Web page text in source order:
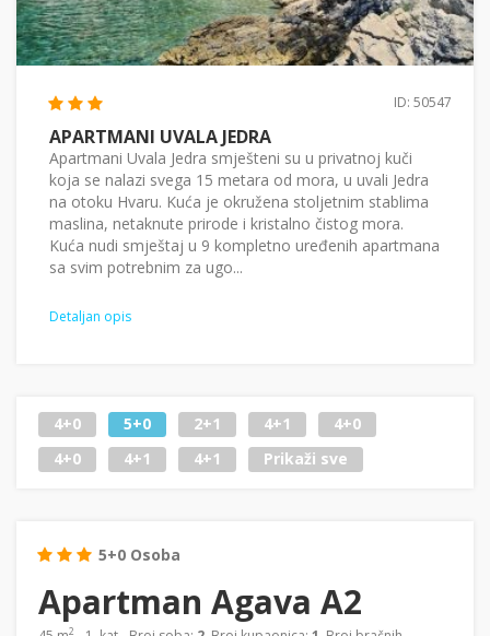
ID: 50547
APARTMANI UVALA JEDRA
Apartmani Uvala Jedra smješteni su u privatnoj kuči
koja se nalazi svega 15 metara od mora, u uvali Jedra
na otoku Hvaru. Kuća je okružena stoljetnim stablima
maslina, netaknute prirode i kristalno čistog mora.
Kuća nudi smještaj u 9 kompletno uređenih apartmana
sa svim potrebnim za ugo...
Detaljan opis
4+0 5+0 2+1 4+1
4+0
4+0
4+1 4+1 Prikaži sve
5+0 Osoba
Apartman Agava A2
2